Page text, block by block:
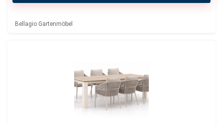
Bellagio Gartenmöbel